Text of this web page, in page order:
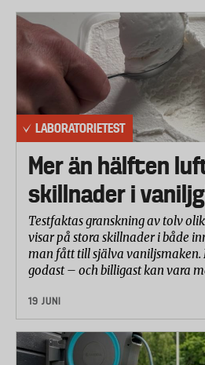
LABORATORIETEST
Mer än hälften
skillnader i
Testfaktas granskning av tolv
visar på stora skillnader i både
man fått till själva vaniljsmaken.
godast – och billigast kan vara
19 JUNI